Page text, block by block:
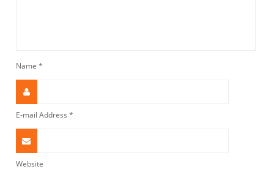
Name *
E-mail Address *
Website